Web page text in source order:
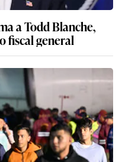
a Todd Blanche,
fiscal general